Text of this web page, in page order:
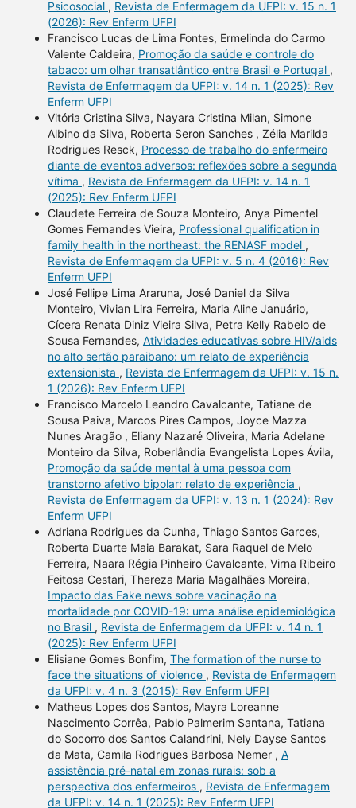
Psicosocial , Revista de Enfermagem da UFPI: v. 15 n. 1
(2026): Rev Enferm UFPI
Francisco Lucas de Lima Fontes, Ermelinda do Carmo
Valente Caldeira, Promoção da saúde e controle do
tabaco: um olhar transatlântico entre Brasil e Portugal ,
Revista de Enfermagem da UFPI: v. 14 n. 1 (2025): Rev
Enferm UFPI
Vitória Cristina Silva, Nayara Cristina Milan, Simone
Albino da Silva, Roberta Seron Sanches , Zélia Marilda
Rodrigues Resck, Processo de trabalho do enfermeiro
diante de eventos adversos: reflexões sobre a segunda
vítima , Revista de Enfermagem da UFPI: v. 14 n. 1
(2025): Rev Enferm UFPI
Claudete Ferreira de Souza Monteiro, Anya Pimentel
Gomes Fernandes Vieira, Professional qualification in
family health in the northeast: the RENASF model ,
Revista de Enfermagem da UFPI: v. 5 n. 4 (2016): Rev
Enferm UFPI
José Fellipe Lima Araruna, José Daniel da Silva
Monteiro, Vivian Lira Ferreira, Maria Aline Januário,
Cícera Renata Diniz Vieira Silva, Petra Kelly Rabelo de
Sousa Fernandes, Atividades educativas sobre HIV/aids
no alto sertão paraibano: um relato de experiência
extensionista , Revista de Enfermagem da UFPI: v. 15 n.
1 (2026): Rev Enferm UFPI
Francisco Marcelo Leandro Cavalcante, Tatiane de
Sousa Paiva, Marcos Pires Campos, Joyce Mazza
Nunes Aragão , Eliany Nazaré Oliveira, Maria Adelane
Monteiro da Silva, Roberlândia Evangelista Lopes Ávila,
Promoção da saúde mental à uma pessoa com
transtorno afetivo bipolar: relato de experiência ,
Revista de Enfermagem da UFPI: v. 13 n. 1 (2024): Rev
Enferm UFPI
Adriana Rodrigues da Cunha, Thiago Santos Garces,
Roberta Duarte Maia Barakat, Sara Raquel de Melo
Ferreira, Naara Régia Pinheiro Cavalcante, Virna Ribeiro
Feitosa Cestari, Thereza Maria Magalhães Moreira,
Impacto das Fake news sobre vacinação na
mortalidade por COVID-19: uma análise epidemiológica
no Brasil , Revista de Enfermagem da UFPI: v. 14 n. 1
(2025): Rev Enferm UFPI
Elisiane Gomes Bonfim, The formation of the nurse to
face the situations of violence , Revista de Enfermagem
da UFPI: v. 4 n. 3 (2015): Rev Enferm UFPI
Matheus Lopes dos Santos, Mayra Loreanne
Nascimento Corrêa, Pablo Palmerim Santana, Tatiana
do Socorro dos Santos Calandrini, Nely Dayse Santos
da Mata, Camila Rodrigues Barbosa Nemer , A
assistência pré-natal em zonas rurais: sob a
perspectiva dos enfermeiros , Revista de Enfermagem
da UFPI: v. 14 n. 1 (2025): Rev Enferm UFPI